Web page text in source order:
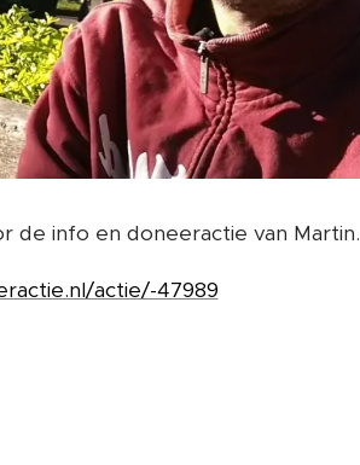
de info en doneeractie van Martin.
actie/-47989